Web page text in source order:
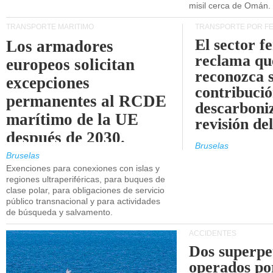
misil cerca de Omán.
TRANSPORTE MARÍTIMO
Los armadores
europeos solicitan
excepciones
permanentes al RCDE
marítimo de la UE
después de 2030.
Bruselas
Exenciones para conexiones con islas y
regiones ultraperiféricas, para buques de
clase polar, para obligaciones de servicio
público transnacional y para actividades
de búsqueda y salvamento.
TRANSPORTE POR
El sector
reclama
reconozca
revisión
Bruselas
ACCIDENTES
Dos
operados